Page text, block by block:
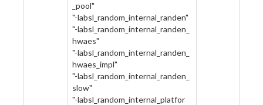
_pool"
"-labsl_random_internal_randen"
"-labsl_random_internal_randen_
hwaes"
"-labsl_random_internal_randen_
hwaes_impl"
"-labsl_random_internal_randen_
slow"
"-labsl_random_internal_platfor